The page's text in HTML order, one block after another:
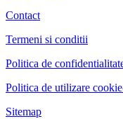
Contact
Termeni si conditii
Politica de
Politica de utilizare
Sitemap